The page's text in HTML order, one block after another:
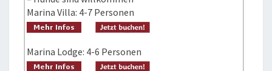
Marina Villa: 4-7 Personen
Marina Lodge: 4-6 Personen